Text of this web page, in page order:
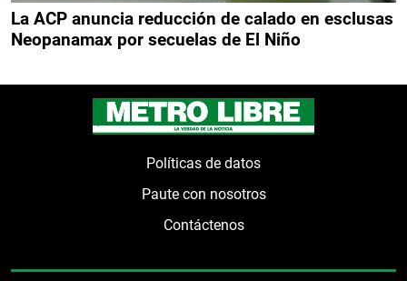
La ACP anuncia reducción de calado en esclusas
Neopanamax por secuelas de El Niño
Políticas de datos
Paute con nosotros
Contáctenos